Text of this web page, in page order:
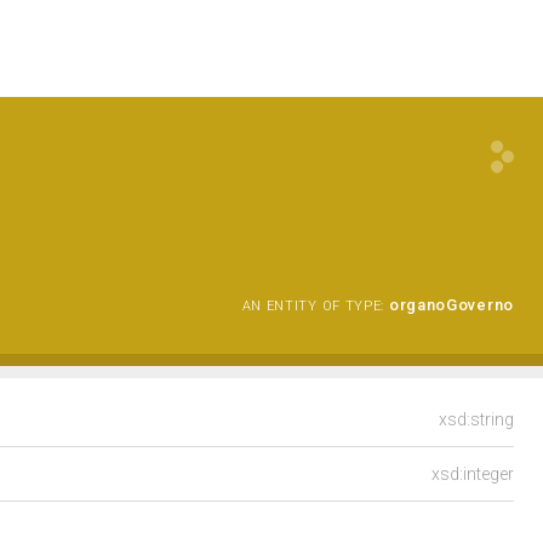
AN ENTITY OF TYPE: organoGoverno
xsd:string
xsd:integer